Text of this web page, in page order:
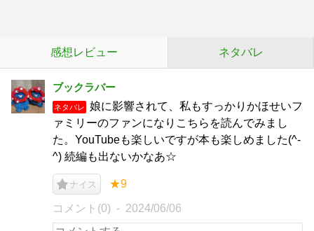
感想レビュー ネタバレ
ブックラバー
ネタバレ
娘に影響されて、私もすっかりかほせいフ
ァミリーのファンになりこちらを読んでみまし
た。YouTubeも楽しいですが本も楽しめました(^-
^) 続編も出ないかなあ☆
ナイス ★9
コメント(0) 2024/06/06